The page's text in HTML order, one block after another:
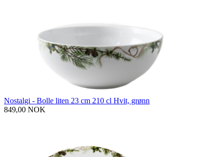
Nostalgi - Bolle liten 23 cm 210 cl Hvit, grønn
849,00 NOK